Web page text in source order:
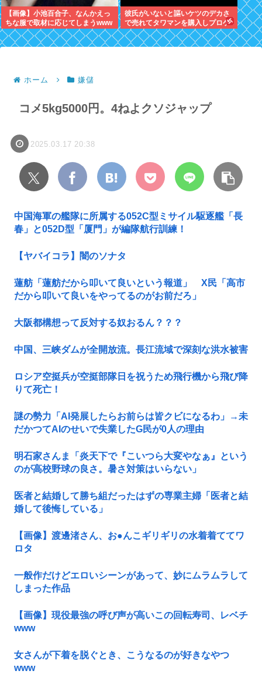
【画像】小池百合子、なんかえっ
ちな服で取材に応じてしまうwww
彼氏がいないと謳いケツのデカさ
で売れてタワマンを購入しプロゲ
ーマーと結婚したグラドル、息子
が「自閉スペクトラム症」と診断
ホーム 嫌儲
コメ5kg5000円。4ねよクソジャップ
2025.03.17 20:38
中国海軍の艦隊に所属する052C型ミサイル駆逐艦「長
春」と052D型「厦門」が編隊航行訓練！
【ヤバイコラ】闇のソナタ
蓮舫「蓮舫だから叩いて良いという報道」 X民「高市
だから叩いて良いをやってるのがお前だろ」
大阪都構想って反対する奴おるん？？？
中国、三峡ダムが全開放流。長江流域で深刻な洪水被害
ロシア空挺兵が空挺部隊日を祝うため飛行機から飛び降
りて死亡！
謎の勢力「AI発展したらお前らは皆クビになるわ」→未
だかつてAIのせいで失業したG民が0人の理由
明石家さんま「炎天下で『こいつら大変やなぁ』という
のが高校野球の良さ。暑さ対策はいらない」
医者と結婚して勝ち組だったはずの専業主婦「医者と結
婚して後悔している」
【画像】渡邊渚さん、お●んこギリギリの水着着ててワ
ロタ
一般作だけどエロいシーンがあって、妙にムラムラして
しまった作品
【画像】現役最強の呼び声が高いこの回転寿司、レベチ
www
女さんが下着を脱ぐとき、こうなるのが好きなやつ
www